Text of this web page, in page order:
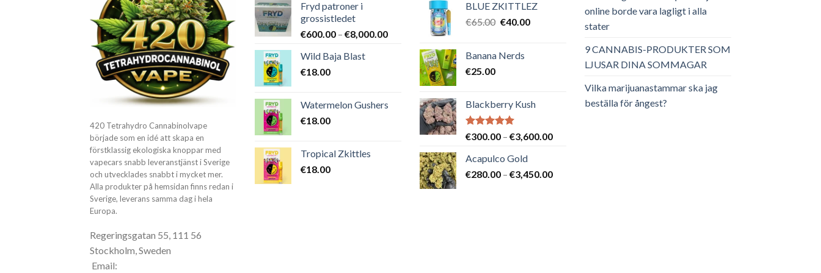
420 Tetrahydro Cannabinolvape
började som en idé att skapa en
förstklassig ekologiska knoppar med
vapecars snabb leveranstjänst i Sverige
och utvecklades snabbt i mycket mer.
Alla produkter på hemsidan finns redan i
Sverige, leverans samma dag i hela
Europa.
Regeringsgatan 55, 111 56
Stockholm, Sweden
Email:
Fryd patroner i
grossistledet
€600.00 – €8,000.00Prisintervall:
€8,000.00
Wild Baja Blast
€18.00
Watermelon Gushers
€18.00
Tropical Zkittles
€18.00
BLUE ZKITTLEZ
€65.00 Det
var:
€40.00Det
Banana Nerds
€25.00
Blackberry Kush
Betygsatt
€300.00 – €3,600.00Prisintervall:
€3,600.00
Acapulco Gold
€280.00 – €3,450.00Prisintervall:
online borde vara lagligt i alla
stater
9 CANNABIS-PRODUKTER SOM
LJUSAR DINA SOMMAGAR
Vilka marijuanastammar ska jag
beställa för ångest?